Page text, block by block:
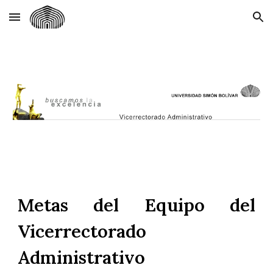
Skip to main content Skip to navigation
Metas del Equipo del
Vicerrectorado
Administrativo